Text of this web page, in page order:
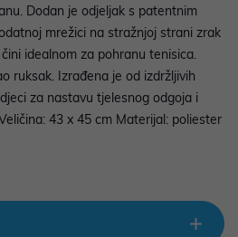
Dodan je odjeljak s patentnim
mrežici na stražnjoj strani zrak
idealnom za pohranu tenisica.
ruksak. Izrađena je od izdržljivih
za nastavu tjelesnog odgoja i
43 x 45 cm Materijal: poliester